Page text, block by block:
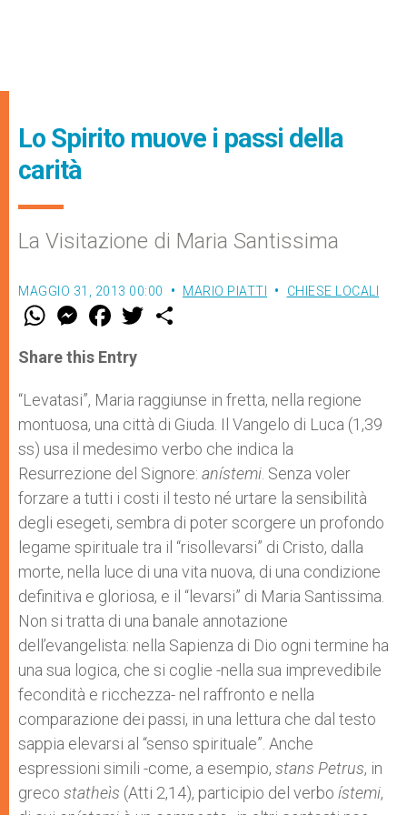
Lo Spirito muove i passi della
carità
La Visitazione di Maria Santissima
MAGGIO 31, 2013 00:00 MARIO PIATTI CHIESE LOCALI
W
t
s
p
p
M
e
s
e
g
e
r
F
a
e
b
o
k
w
r
Share this Entry
“Levatasi”, Maria raggiunse in fretta, nella regione
montuosa, una città di Giuda. Il Vangelo di Luca (1,39
ss) usa il medesimo verbo che indica la
Resurrezione del Signore: anístemi . Senza voler
forzare a tutti i costi il testo né urtare la sensibilità
degli esegeti, sembra di poter scorgere un profondo
legame spirituale tra il “risollevarsi” di Cristo, dalla
morte, nella luce di una vita nuova, di una condizione
definitiva e gloriosa, e il “levarsi” di Maria Santissima.
Non si tratta di una banale annotazione
dell’evangelista: nella Sapienza di Dio ogni termine ha
una sua logica, che si coglie -nella sua imprevedibile
fecondità e ricchezza- nel raffronto e nella
comparazione dei passi, in una lettura che dal testo
sappia elevarsi al “senso spirituale”. Anche
espressioni simili -come, a esempio, stans Petrus, in
greco statheìs (Atti 2,14), participio del verbo ístemi,